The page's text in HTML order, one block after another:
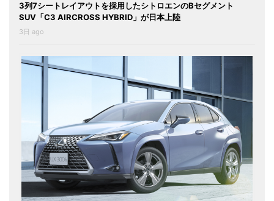
3列7シートレイアウトを採用したシトロエンのBセグメント
SUV「C3 AIRCROSS HYBRID」が日本上陸
3日 ago